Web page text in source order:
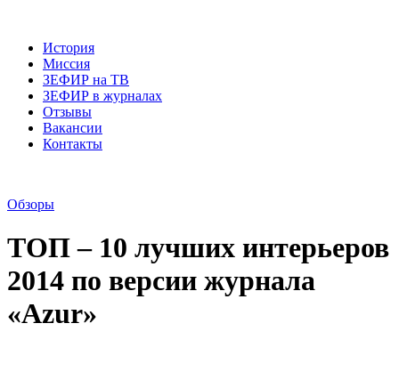
История
Миссия
ЗЕФИР на ТВ
ЗЕФИР в журналах
Отзывы
Вакансии
Контакты
Обзоры
ТОП – 10 лучших интерьеров
2014 по версии журнала
«Azur»